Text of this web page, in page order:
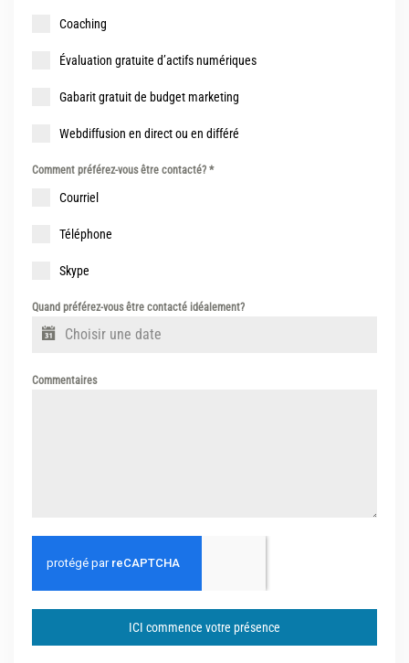
Coaching
Évaluation gratuite d’actifs numériques
Gabarit gratuit de budget marketing
Webdiffusion en direct ou en différé
Comment préférez-vous être contacté? *
Courriel
Téléphone
Skype
Quand préférez-vous être contacté idéalement?
Commentaires
ICI commence votre présence